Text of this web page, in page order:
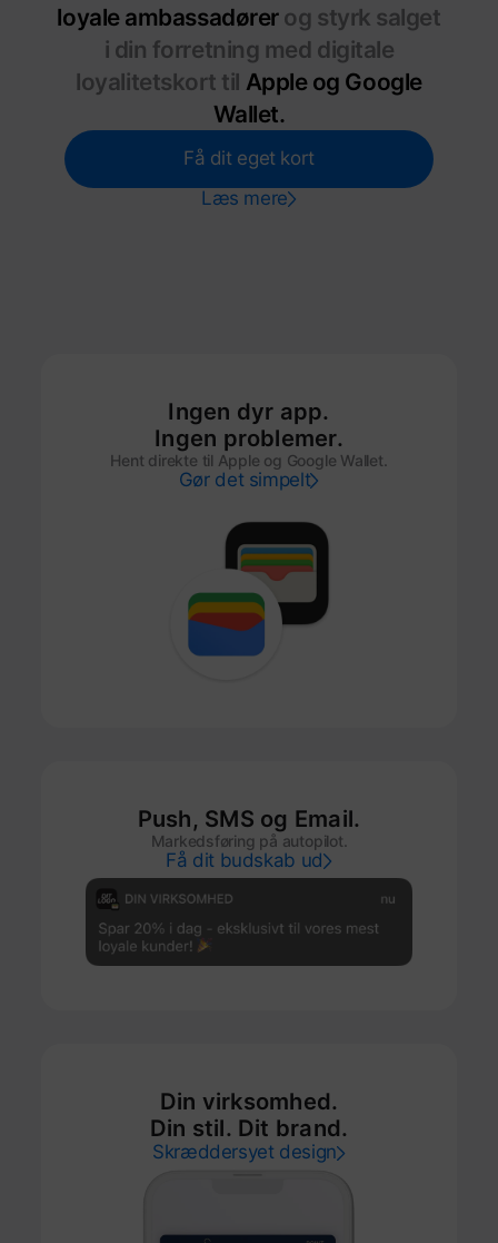
loyale ambassadørerog styrk salget
i din forretning med digitale
loyalitetskort til Apple og Google
Wallet.
Få dit eget kort
Læs mere
Ingen dyr app.
Ingen problemer.
Hent direkte til Apple og Google Wallet.
Gør det simpelt
Push, SMS og Email.
Markedsføring på autopilot.
Få dit budskab ud
Din virksomhed.
Din stil. Dit brand.
Skræddersyet design